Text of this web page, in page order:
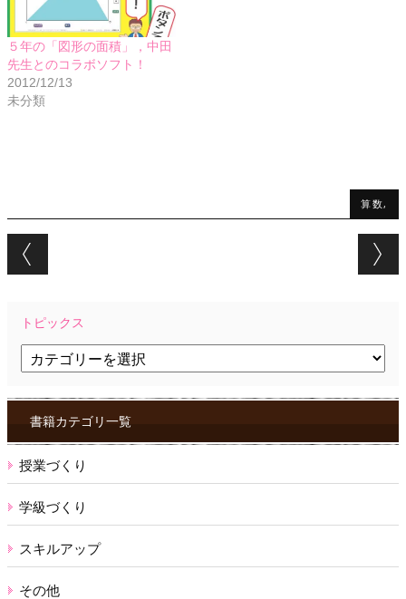
５年の「図形の面積」，中田
先生とのコラボソフト！
2012/12/13
未分類
算数,
Post navigation
トピックス
ク
ス書籍カテゴリ一覧
授業づくり
学級づくり
スキルアップ
その他